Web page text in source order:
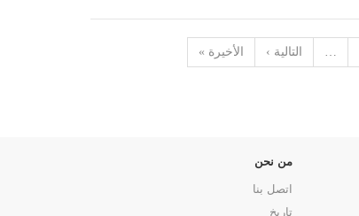
… التالية › الأخيرة »
من نحن
اتصل بنا
تاريخ